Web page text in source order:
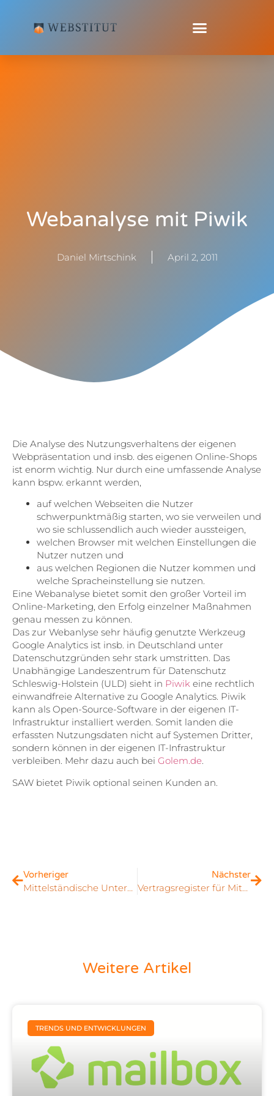
Webanalyse mit Piwik
Daniel Mirtschink April 2, 2011
Die Analyse des Nutzungsverhaltens der eigenen
Webpräsentation und insb. des eigenen Online-Shops
ist enorm wichtig. Nur durch eine umfassende Analyse
kann bspw. erkannt werden,
auf welchen Webseiten die Nutzer
schwerpunktmäßig starten, wo sie verweilen und
wo sie schlussendlich auch wieder aussteigen,
welchen Browser mit welchen Einstellungen die
Nutzer nutzen und
aus welchen Regionen die Nutzer kommen und
welche Spracheinstellung sie nutzen.
Eine Webanalyse bietet somit den großer Vorteil im
Online-Marketing, den Erfolg einzelner Maßnahmen
genau messen zu können.
Das zur Webanlyse sehr häufig genutzte Werkzeug
Google Analytics ist insb. in Deutschland unter
Datenschutzgründen sehr stark umstritten. Das
Unabhängige Landeszentrum für Datenschutz
Schleswig-Holstein (ULD) sieht in Piwik eine rechtlich
einwandfreie Alternative zu Google Analytics. Piwik
kann als Open-Source-Software in der eigenen IT-
Infrastruktur installiert werden. Somit landen die
erfassten Nutzungsdaten nicht auf Systemen Dritter,
sondern können in der eigenen IT-Infrastruktur
verbleiben. Mehr dazu auch bei Golem.de.
SAW bietet Piwik optional seinen Kunden an.
Vorheriger
Mittelständische Unternehmen im Social Web – aktuelle Entwicklungen
Nächster
Vertragsregister für Mitteldeutschen Krankenhauseinkauf MiKE
Weitere Artikel
TRENDS UND ENTWICKLUNGEN